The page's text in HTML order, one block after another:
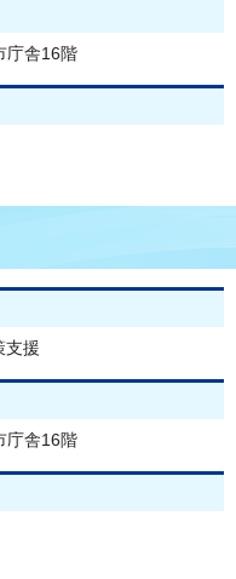
舎16階
支援
舎16階